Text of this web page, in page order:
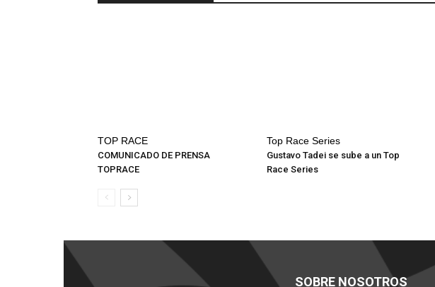
TOP RACE
COMUNICADO DE PRENSA
TOPRACE
Top Race Series
Gustavo Tadei se sube a un Top
Race Series
SOBRE NOSOTROS